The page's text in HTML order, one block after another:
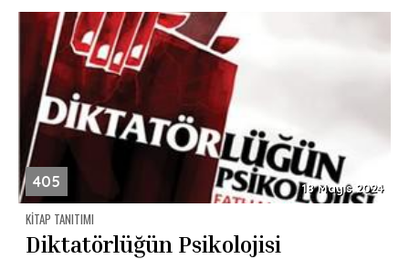
405 18 Mayıs 2024
KITAP TANITIMI
Diktatörlüğün Psikolojisi